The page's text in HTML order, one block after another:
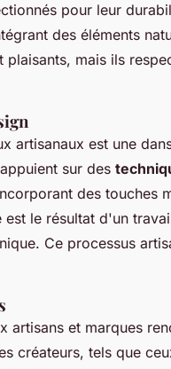
pour leur
des éléments
plaisants, mais ils
artisanaux est une
sur des
des touches
le résultat d'un
Ce processus
artisans et marques
créateurs, tels que